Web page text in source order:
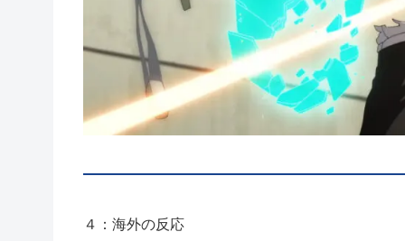
４：海外の反応